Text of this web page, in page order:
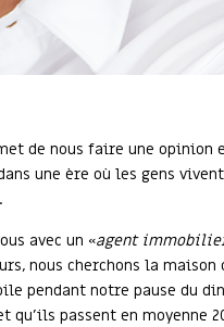
de nous faire une opinion
une ère où les gens
avec un «agent
nous cherchons la
pendant notre pause du
passent en moyenne